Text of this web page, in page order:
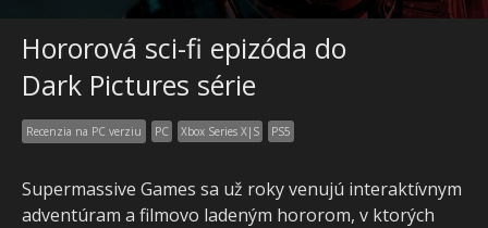
Hororová sci-fi epizóda do
Dark Pictures série
Recenzia na PC verziu PC Xbox Series X|S PS5
Supermassive Games sa už roky venujú interaktívnym
adventúram a filmovo ladeným hororom, v ktorých